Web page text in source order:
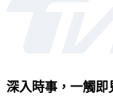
深入時事，一觸即